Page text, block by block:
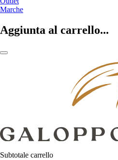
Marche
Aggiunta al carrello...
Subtotale carrello